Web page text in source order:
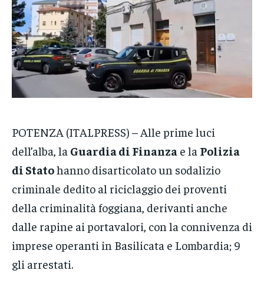
POLITICA
ECONOMIA
SPORT
CONTATTI
POLITICA
ECONOMIA
SPORT
CONTATTI
POLITICA
ECONOMIA
SPORT
CONTATTI
POTENZA (ITALPRESS) – Alle prime luci
dell’alba, la Guardia di Finanza e la Polizia
di Statohanno disarticolato un sodalizio
criminale dedito al riciclaggio dei proventi
della criminalità foggiana, derivanti anche
dalle rapine ai portavalori, con la connivenza di
imprese operanti in Basilicata e Lombardia; 9
gli arrestati.